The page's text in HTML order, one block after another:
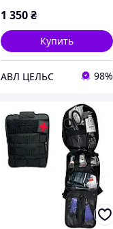
1 350₴
Купить
АВЛ ЦЕЛЬС 98%